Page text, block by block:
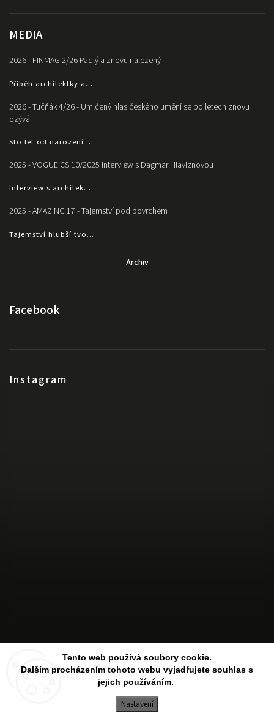
Tento web používá soubory cookie.
Dalším procházením tohoto webu vyjadřujete souhlas s
jejich používáním.
Nastavení
MEDIA
2026 - FINMAG 2/26 Padlý a znovu nalezený
Příběh architektky a...
2026 - Tučňák 4/26 - Umlčený hlas českého umění se po letech znovu
ozývá
Sto let od narození ...
2025 - VOGUE CS 10/2025 Interview s Dagmar Hlaviznovou
Interview s architek...
2025 - AMAZING 17 - Tajemství pod povrchem
Tajemství hlubší tvo...
Archiv
Facebook
Instagram
Sledovat na Instagramu
Aesthetic Store. Všechna práva vyhrazena.
Upravit nastavení cookies